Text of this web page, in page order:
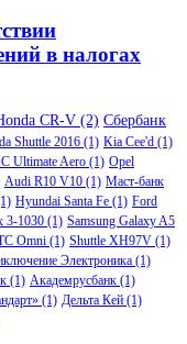
в налогах
CR-V (2) Сбербанк
Shuttle 2016 (1) Kia Cee'd (1)
Ultimate Aero (1) Opel
Audi R10 V10 (1) Маст-банк
Hyundai Santa Fe (1) Ford
3-1030 (1) Samsung Galaxy A5
Omni (1) Shuttle XH97V (1)
Электроника (1)
(1) Академрусбанк (1)
(1) Дельта Кей (1)